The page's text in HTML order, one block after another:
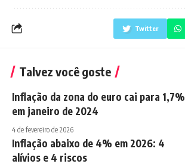
Twitter
Talvez você goste
Inflação da zona do euro cai para 1,7%
em janeiro de 2024
4 de fevereiro de 2026
Inflação abaixo de 4% em 2026: 4
alívios e 4 riscos